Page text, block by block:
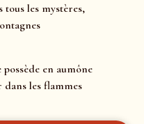
tous les mystères,
en aumône
les flammes